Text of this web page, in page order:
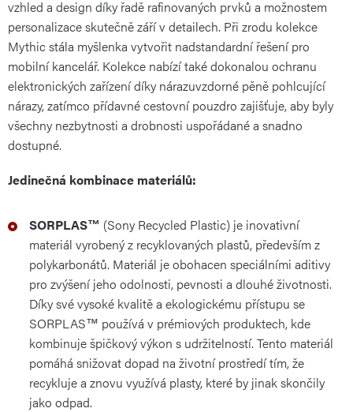
vzhled a design díky řadě rafinovaných prvků a možnostem
personalizace skutečně září v detailech. Při zrodu kolekce
Mythic stála myšlenka vytvořit nadstandardní řešení pro
mobilní kancelář. Kolekce nabízí také dokonalou ochranu
elektronických zařízení díky nárazuvzdorné pěně pohlcující
nárazy, zatímco přídavné cestovní pouzdro zajišťuje, aby byly
všechny nezbytnosti a drobnosti uspořádané a snadno
dostupné.
Jedinečná kombinace materiálů:
SORPLAS™ (Sony Recycled Plastic) je inovativní
materiál vyrobený z recyklovaných plastů, především z
polykarbonátů. Materiál je obohacen speciálními aditivy
pro zvýšení jeho odolnosti, pevnosti a dlouhé životnosti.
Díky své vysoké kvalitě a ekologickému přístupu se
SORPLAS™ používá v prémiových produktech, kde
kombinuje špičkový výkon s udržitelností. Tento materiál
pomáhá snižovat dopad na životní prostředí tím, že
recykluje a znovu využívá plasty, které by jinak skončily
jako odpad.